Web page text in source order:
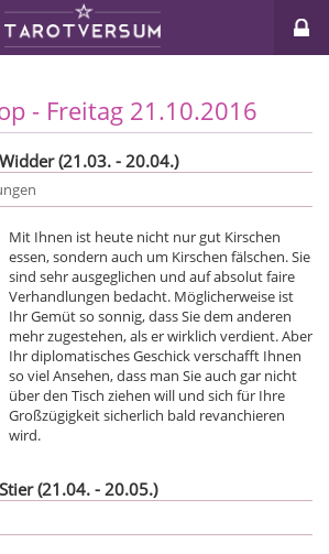
- Freitag 21.10.2016
(21.03. - 20.04.)
Mit Ihnen ist heute nicht nur gut Kirschen
essen, sondern auch um Kirschen fälschen. Sie
sind sehr ausgeglichen und auf absolut faire
Verhandlungen bedacht. Möglicherweise ist
Ihr Gemüt so sonnig, dass Sie dem anderen
mehr zugestehen, als er wirklich verdient. Aber
Ihr diplomatisches Geschick verschafft Ihnen
so viel Ansehen, dass man Sie auch gar nicht
über den Tisch ziehen will und sich für Ihre
Großzügigkeit sicherlich bald revanchieren
wird.
(21.04. - 20.05.)